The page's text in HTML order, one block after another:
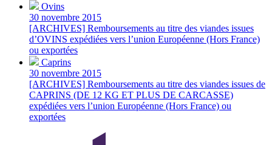
Ovins
30 novembre 2015
[ARCHIVES] Remboursements au titre des viandes issues
d’OVINS expédiées vers l’union Européenne (Hors France)
ou exportées
Caprins
30 novembre 2015
[ARCHIVES] Remboursements au titre des viandes issues de
CAPRINS (DE 12 KG ET PLUS DE CARCASSE)
expédiées vers l’union Européenne (Hors France) ou
exportées